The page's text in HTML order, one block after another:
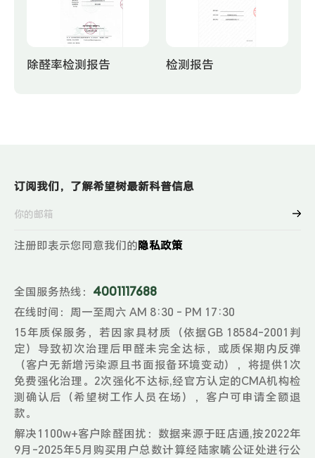
除醛率检测报告 检测报告
订阅我们，了解希望树最新科普信息
注册即表示您同意我们的隐私政策
全国服务热线： 4001117688
在线时间：周一至周六 AM 8:30 - PM 17:30
15年质保服务，若因家具材质（依据GB 18584-2001判
定）导致初次治理后甲醛未完全达标，或质保期内反弹
（客户无新增污染源且书面报备环境变动），将提供1次
免费强化治理。2次强化不达标,经官方认定的CMA机构检
测确认后（希望树工作人员在场），客户可申请全额退
款。
解决1100w+客户除醛困扰：数据来源于旺店通,按2022年
9月-2025年5月购买用户总数计算经陆家嘴公证处进行公